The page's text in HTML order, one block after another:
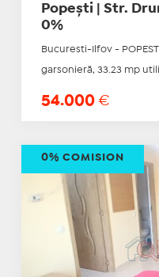
Popești | Str.
0%
Bucuresti-Ilfov -
garsonieră, 33.23 mp utili
54.000 €
0% COMISION